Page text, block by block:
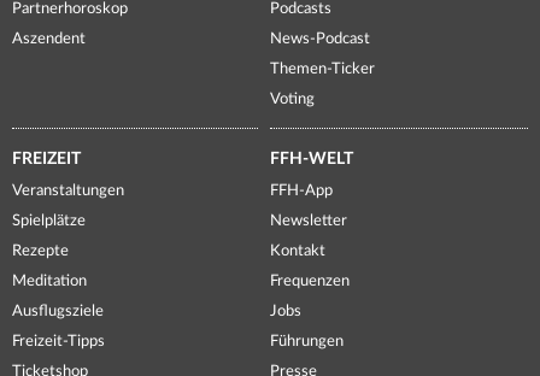
Partnerhoroskop
Aszendent
Podcasts
News-Podcast
Themen-Ticker
Voting
FREIZEIT
Veranstaltungen
Spielplätze
Rezepte
Meditation
Ausflugsziele
Freizeit-Tipps
Ticketshop
FFH-WELT
FFH-App
Newsletter
Kontakt
Frequenzen
Jobs
Führungen
Presse